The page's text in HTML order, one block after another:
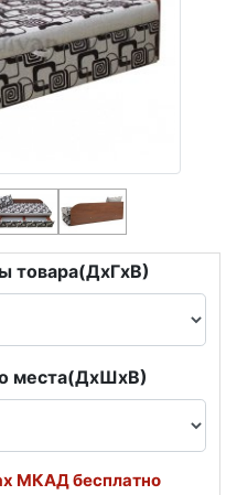
товара(ДxГxВ)
места(ДxШxВ)
МКАД бесплатно